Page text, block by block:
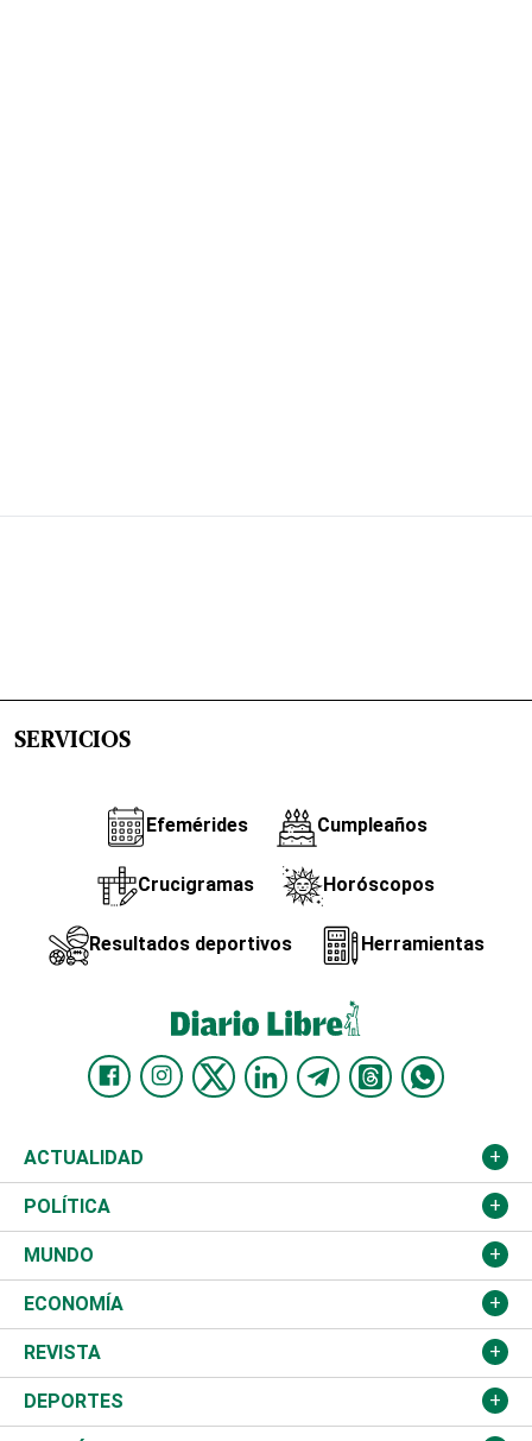
SERVICIOS
Efemérides Cumpleaños
Crucigramas Horóscopos
Resultados deportivos Herramientas
ACTUALIDAD
Nacional
Ciudad
Educación
Salud
Justicia
POLÍTICA
Partidos
JCE
TSE
Congreso Nacional
MUNDO
Estados Unidos
América Latina
Haití
ECONOMÍA
Finanzas
Turismo
REVISTA
Música
DEPORTES